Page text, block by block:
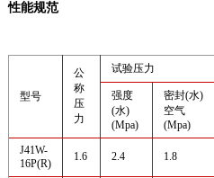
性能规范
型号
公
称
压
力
试验压力
强度
(水)
(Mpa)
密封(水)
空气
(Mpa)
J41W-
16P(R)
1.6 2.4 1.8